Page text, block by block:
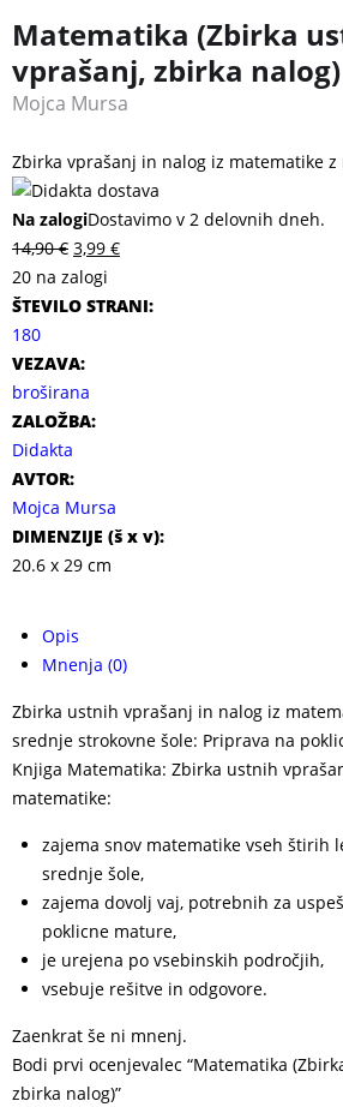
Matematika (Zbirka
vprašanj, zbirka nalog)
Mojca Mursa
Zbirka vprašanj in nalog iz matematike z
Na zalogiDostavimo v 2 delovnih dneh.
14,90€ 3,99 €
20 na zalogi
ŠTEVILO STRANI:
180
VEZAVA:
broširana
ZALOŽBA:
Didakta
AVTOR:
Mojca Mursa
DIMENZIJE (š x v):
20.6 x 29 cm
Opis
Mnenja (0)
Zbirka ustnih vprašanj in nalog iz
srednje strokovne šole: Priprava na
Knjiga Matematika: Zbirka ustnih
matematike:
zajema snov matematike vseh štirih
srednje šole,
zajema dovolj vaj, potrebnih za
poklicne mature,
je urejena po vsebinskih področjih,
vsebuje rešitve in odgovore.
Zaenkrat še ni mnenj.
Bodi prvi ocenjevalec “Matematika
zbirka nalog)”